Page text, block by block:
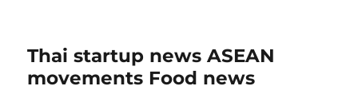
Thai startup news ASEAN
movements Food news